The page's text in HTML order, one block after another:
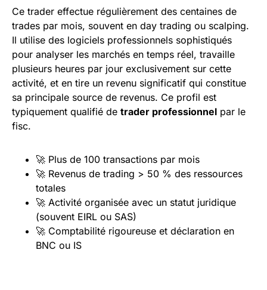
Ce trader effectue régulièrement des centaines de
trades par mois, souvent en day trading ou scalping.
Il utilise des logiciels professionnels sophistiqués
pour analyser les marchés en temps réel, travaille
plusieurs heures par jour exclusivement sur cette
activité, et en tire un revenu significatif qui constitue
sa principale source de revenus. Ce profil est
typiquement qualifié de trader professionnel par le
fisc.
🚀 Plus de 100 transactions par mois
🚀 Revenus de trading > 50 % des ressources
totales
🚀 Activité organisée avec un statut juridique
(souvent EIRL ou SAS)
🚀 Comptabilité rigoureuse et déclaration en
BNC ou IS